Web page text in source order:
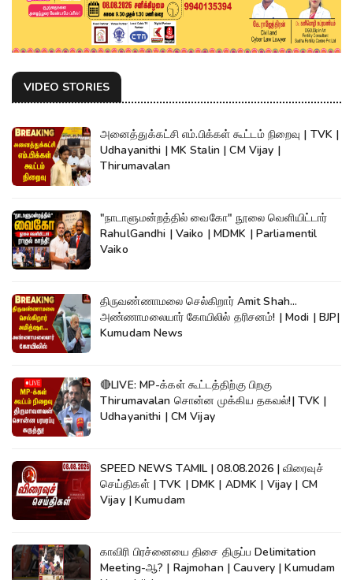
VIDEO STORIES
அனைத்துக்கட்சி எம்.பிக்கள் கூட்டம் நிறைவு | TVK |
Udhayanithi | MK Stalin | CM Vijay |
Thirumavalan
"நாடாளுமன்றத்தில் வைகோ" நூலை வெளியிட்டார்
RahulGandhi | Vaiko | MDMK | Parliamentil
Vaiko
திருவண்ணாமலை செல்கிறார் Amit Shah...
அண்ணாமலையார் கோயிலில் தரிசனம்! | Modi | BJP|
Kumudam News
🔴LIVE: MP-க்கள் கூட்டத்திற்கு பிறகு
Thirumavalan சொன்ன முக்கிய தகவல்!| TVK |
Udhayanithi | CM Vijay
SPEED NEWS TAMIL | 08.08.2026 | விரைவுச்
செய்திகள் | TVK | DMK | ADMK | Vijay | CM
Vijay | Kumudam
காவிரி பிரச்னையை திசை திருப்ப Delimitation
Meeting-ஆ? | Rajmohan | Cauvery | Kumudam